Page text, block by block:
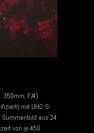
350mm, F/4).
mit UHC-S-
Summenbild aus 24
von je 450